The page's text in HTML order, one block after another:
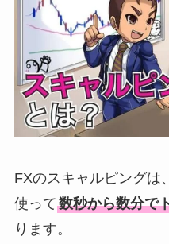
FXのスキャルピングは
使って数秒から数分で
ります。